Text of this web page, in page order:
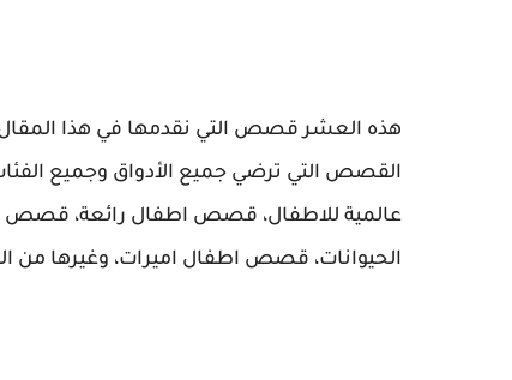
هذه العشر قصص التي نقدمها في هذا المقال
القصص التي ترضي جميع الأدواق وجميع
عالمية للاطفال، قصص اطفال رائعة، قصص
الحيوانات، قصص اطفال اميرات، وغيرها من